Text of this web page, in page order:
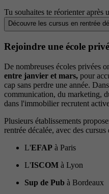
Tu souhaites te réorienter après
Découvre les cursus en rentrée
Rejoindre une école
De nombreuses écoles privées
entre janvier et mars, pour
cap sans perdre une année.
communication, du marketing,
dans l'immobilier recrutent
Plusieurs établissements
rentrée décalée, avec des
L'EFAP à Paris
L'ISCOM à Lyon
Sup de Pub à Bordeaux